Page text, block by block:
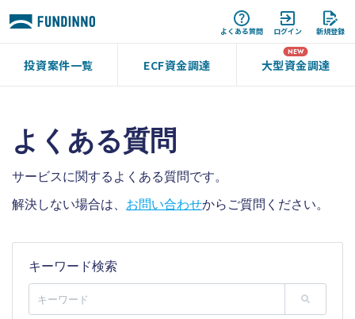
よくある質問 ログイン 新規登録
投資案件一覧 ECF資金調達 大型資金調達
よくある質問
サービスに関するよくある質問です。
解決しない場合は、 お問い合わせからご質問ください。
キーワード検索